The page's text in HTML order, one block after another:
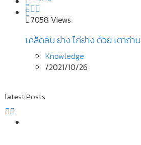
7058 Views
เคล็ดลับ ย่าง ไก่ย่าง ด้วย เตาถ่
Knowledge
/2021/10/26
7696 Views
ลานกางเต็นท์ ไร่ภูกามยาว พักผ่อ
กรุงเทพฯ
News Update
14286 Views
รวม วิธีสมัคร Food Delivery ช่อ
สำหรับ การเพิ่มยอดขาย!
Knowledge
5396 Views
ประกันสังคม วิธีลงทะเบียนและท
เรารักกัน
News Update
latest Posts